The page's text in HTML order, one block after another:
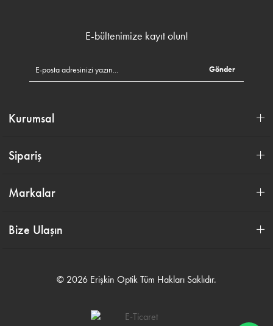
E-bültenimize kayıt olun!
Gönder
Kurumsal
Sipariş
Markalar
Bize Ulaşın
© 2026 Erişkin Optik Tüm Hakları Saklıdır.